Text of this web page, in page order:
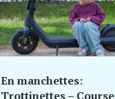
En manchettes:
Trottinettes –